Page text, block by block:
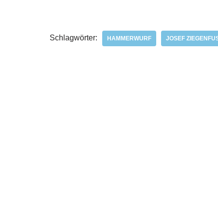
Schlagwörter: HAMMERWURF JOSEF